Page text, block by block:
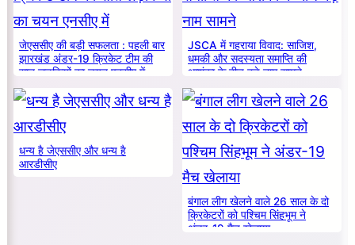
जेएससीए की बड़ी सफलता : पहली बार
झारखंड अंडर-19 क्रिकेट टीम की
सात लड़कियों का चयन एनसीए में
JSCA में गहराया विवाद: साजिश,
धमकी और सदस्यता समाप्ति की
आशंका के बीच बड़े नाम सामने
धन्य है जेएससीए और धन्य है
आरडीसीए
बंगाल लीग खेलने वाले 26 साल के दो
क्रिकेटरों को पश्चिम सिंहभूम ने
अंडर-19 मैच खेलाया